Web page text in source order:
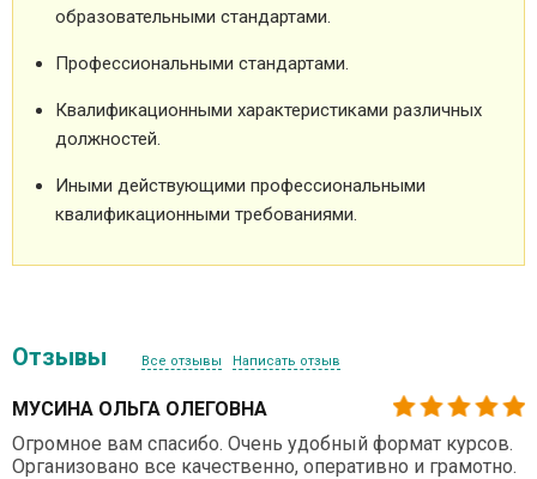
образовательными стандартами.
Профессиональными стандартами.
Квалификационными характеристиками различных
должностей.
Иными действующими профессиональными
квалификационными требованиями.
Отзывы Все отзывы Написать отзыв
МУСИНА ОЛЬГА ОЛЕГОВНА
Огромное вам спасибо. Очень удобный формат курсов.
Организовано все качественно, оперативно и грамотно.